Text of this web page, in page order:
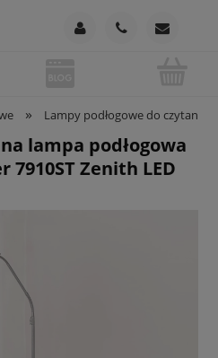
» Lampy podłogowe do czytania
lampa podłogowa
Zenith LED